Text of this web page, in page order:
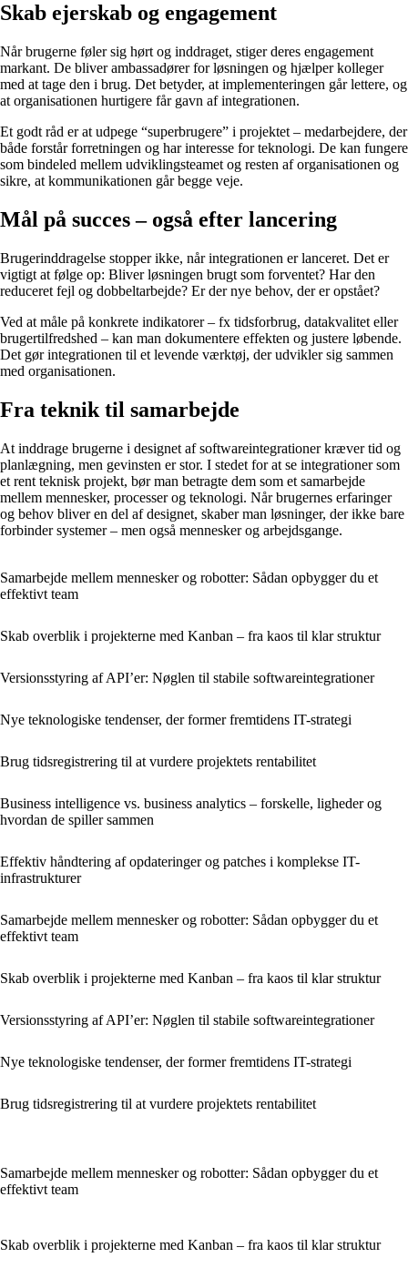
Skab ejerskab og engagement
Når brugerne føler sig hørt og inddraget, stiger deres engagement
markant. De bliver ambassadører for løsningen og hjælper kolleger
med at tage den i brug. Det betyder, at implementeringen går lettere, og
at organisationen hurtigere får gavn af integrationen.
Et godt råd er at udpege “superbrugere” i projektet – medarbejdere, der
både forstår forretningen og har interesse for teknologi. De kan fungere
som bindeled mellem udviklingsteamet og resten af organisationen og
sikre, at kommunikationen går begge veje.
Mål på succes – også efter lancering
Brugerinddragelse stopper ikke, når integrationen er lanceret. Det er
vigtigt at følge op: Bliver løsningen brugt som forventet? Har den
reduceret fejl og dobbeltarbejde? Er der nye behov, der er opstået?
Ved at måle på konkrete indikatorer – fx tidsforbrug, datakvalitet eller
brugertilfredshed – kan man dokumentere effekten og justere løbende.
Det gør integrationen til et levende værktøj, der udvikler sig sammen
med organisationen.
Fra teknik til samarbejde
At inddrage brugerne i designet af softwareintegrationer kræver tid og
planlægning, men gevinsten er stor. I stedet for at se integrationer som
et rent teknisk projekt, bør man betragte dem som et samarbejde
mellem mennesker, processer og teknologi. Når brugernes erfaringer
og behov bliver en del af designet, skaber man løsninger, der ikke bare
forbinder systemer – men også mennesker og arbejdsgange.
Samarbejde mellem mennesker og robotter: Sådan opbygger du et
effektivt team
Skab overblik i projekterne med Kanban – fra kaos til klar struktur
Versionsstyring af API’er: Nøglen til stabile softwareintegrationer
Nye teknologiske tendenser, der former fremtidens IT-strategi
Brug tidsregistrering til at vurdere projektets rentabilitet
Business intelligence vs. business analytics – forskelle, ligheder og
hvordan de spiller sammen
Effektiv håndtering af opdateringer og patches i komplekse IT-
infrastrukturer
Samarbejde mellem mennesker og robotter: Sådan opbygger du et
effektivt team
Skab overblik i projekterne med Kanban – fra kaos til klar struktur
Versionsstyring af API’er: Nøglen til stabile softwareintegrationer
Nye teknologiske tendenser, der former fremtidens IT-strategi
Brug tidsregistrering til at vurdere projektets rentabilitet
Samarbejde mellem mennesker og robotter: Sådan opbygger du et
effektivt team
Skab overblik i projekterne med Kanban – fra kaos til klar struktur